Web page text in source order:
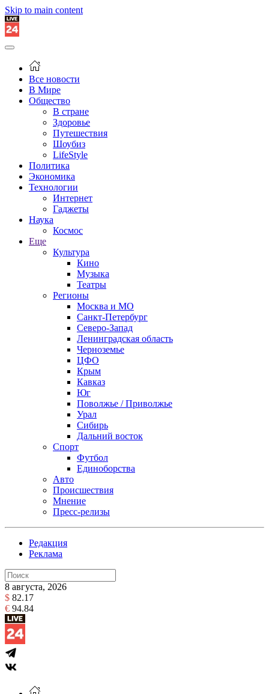
Skip to main content
Все новости
В Мире
Общество
В стране
Здоровье
Путешествия
Шоубиз
LifeStyle
Политика
Экономика
Технологии
Интернет
Гаджеты
Наука
Космос
Еще
Культура
Кино
Музыка
Театры
Регионы
Москва и МО
Санкт-Петербург
Северо-Запад
Ленинградская область
Черноземье
ЦФО
Крым
Кавказ
Юг
Поволжье / Приволжье
Урал
Сибирь
Дальний восток
Спорт
Футбол
Единоборства
Авто
Происшествия
Мнение
Пресс-релизы
Редакция
Реклама
8 августа, 2026
$ 82.17
€ 94.84